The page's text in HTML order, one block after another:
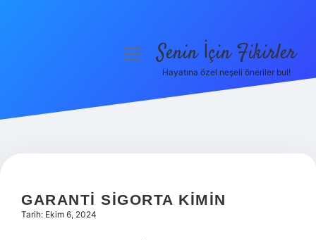
Hakkımızda
menüyüSenin İçin Fikirler
Hayatına özel neşeli öneriler bul!
GARANTI SIGORTA KIMIN
Tarih: Ekim 6, 2024